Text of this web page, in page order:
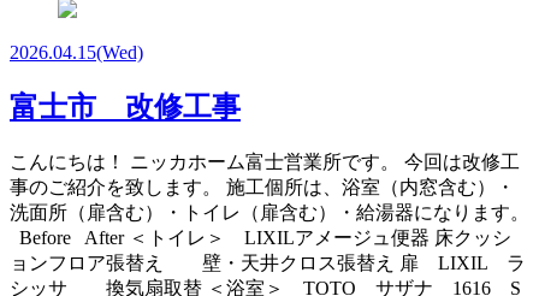
2026.04.15(Wed)
富士市 改修工事
こんにちは！ ニッカホーム富士営業所です。 今回は改修工
事のご紹介を致します。 施工個所は、浴室（内窓含む）・
洗面所（扉含む）・トイレ（扉含む）・給湯器になります。
Before After ＜トイレ＞ LIXILアメージュ便器 床クッシ
ョンフロア張替え 壁・天井クロス張替え 扉 LIXIL ラ
シッサ 換気扇取替 ＜浴室＞ TOTO サザナ 1616 S